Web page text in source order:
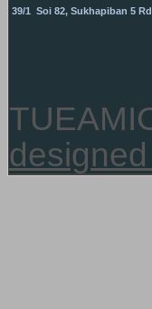
39/1 Soi 82, Sukhapiban 5